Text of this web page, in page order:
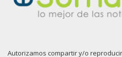
Autorizamos compartir y/o